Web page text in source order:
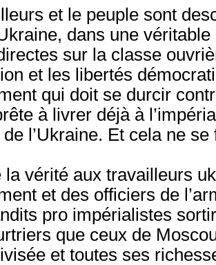
et le peuple sont
dans une
sur la classe
et les libertés
qui doit se durcir
à livrer déjà à
l’Ukraine. Et cela ne
la vérité aux travailleurs
et des officiers de
pro impérialistes
que ceux de
et toutes ses